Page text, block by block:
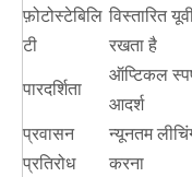
फ़ोटोस्टेबिलि
टी
विस्तारित
रखता है
पारदर्शिता
ऑप्टिकल
आदर्श
प्रवासन
प्रतिरोध
न्यूनतम
करना